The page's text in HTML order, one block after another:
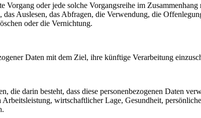
oder jede solche Vorgangsreihe im
Auslesen, das Abfragen, die Verwendung, die
oder die Vernichtung.
Daten mit dem Ziel, ihre künftige Verarbeitung
die darin besteht, dass diese personenbezogenen Daten
wirtschaftlicher Lage, Gesundheit,